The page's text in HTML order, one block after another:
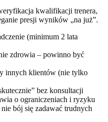
kwalifikacji trenera,
presji wyników „na już”.
(minimum 2 lata
zdrowia – powinno być
innych klientów (nie tylko
bez konsultacji
o ograniczeniach i ryzyku
bój się zadawać trudnych